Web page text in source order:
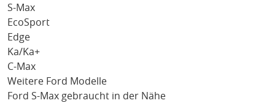
S-Max
EcoSport
Edge
Ka/Ka+
C-Max
Weitere Ford Modelle
Ford S-Max gebraucht in der Nähe